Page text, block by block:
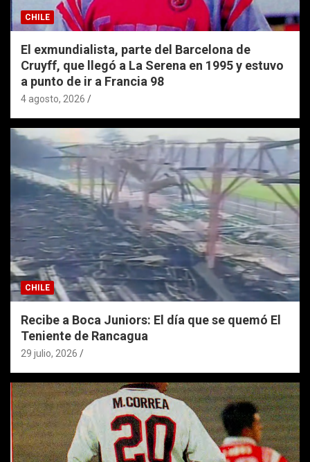
CHILE
El exmundialista, parte del Barcelona de
Cruyff, que llegó a La Serena en 1995 y estuvo
a punto de ir a Francia 98
4 agosto, 2026
CHILE
Recibe a Boca Juniors: El día que se quemó El
Teniente de Rancagua
29 julio, 2026